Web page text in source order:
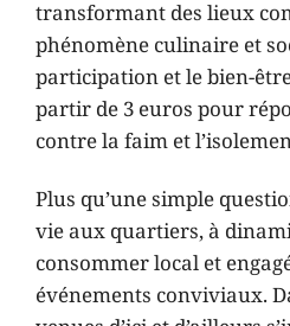
transformant des lieux
phénomène culinaire et
participation et le bien-
partir de 3 euros pour
contre la faim et
Plus qu’une simple
vie aux quartiers, à
consommer local et
événements conviviaux.